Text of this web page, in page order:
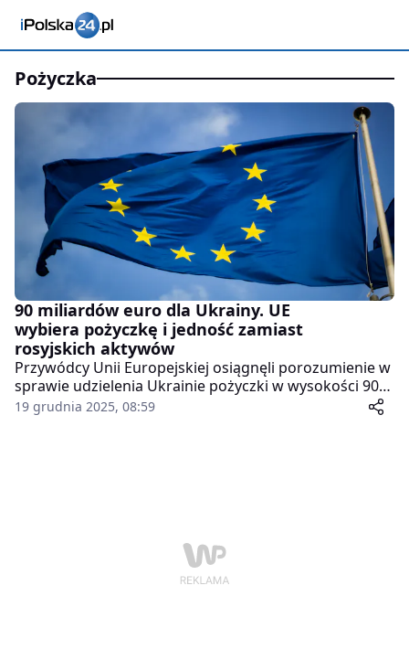
pożyczka
90 miliardów euro dla Ukrainy. UE
wybiera pożyczkę i jedność zamiast
rosyjskich aktywów
Przywódcy Unii Europejskiej osiągnęli porozumienie w
sprawie udzielenia Ukrainie pożyczki w wysokości 90
miliardów euro. Decyzja zapadła po ponad dobie
19 grudnia 2025, 08:59